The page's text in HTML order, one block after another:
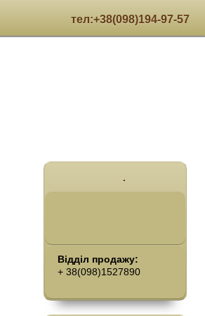
тел:+38(098)194-97-57
.
Відділ продажу:
+ 38(098)1527890